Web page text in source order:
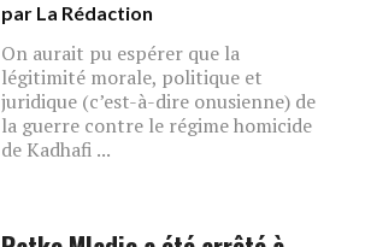
par La Rédaction
On aurait pu espérer que la
légitimité morale, politique et
juridique (c’est-à-dire onusienne) de
la guerre contre le régime homicide
de Kadhafi ...